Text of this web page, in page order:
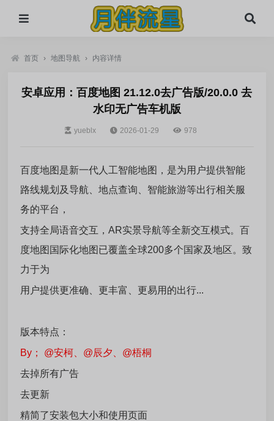
首页 › 地图导航 › 内容详情
安卓应用：百度地图 21.12.0去广告版/20.0.0 去
水印无广告车机版
yueblx 2026-01-29 978
百度地图是新一代人工智能地图，是为用户提供智能
路线规划及导航、地点查询、智能旅游等出行相关服
务的平台，
支持全局语音交互，AR实景导航等全新交互模式。百
度地图国际化地图已覆盖全球200多个国家及地区。致
力于为
用户提供更准确、更丰富、更易用的出行...
版本特点：
By； @安柯、@辰夕、@梧桐
去掉所有广告
去更新
精简了安装包大小和使用页面